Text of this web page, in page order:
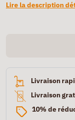
Lire la description
Livraison
Livraison
10% de